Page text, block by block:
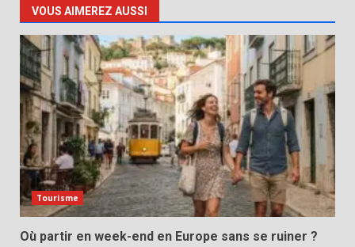
VOUS AIMEREZ AUSSI
Tourisme
Où partir en week-end en Europe sans se ruiner ?